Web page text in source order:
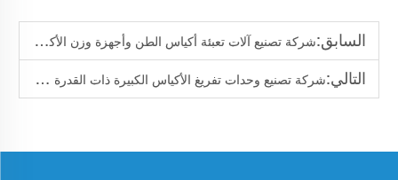
السابق:شركة تصنيع آلات تعبئة أكياس الطن وأجهزة وزن الأكياس الضخمة
التالي:شركة تصنيع وحدات تفريغ الأكياس الكبيرة ذات القدرة العالية